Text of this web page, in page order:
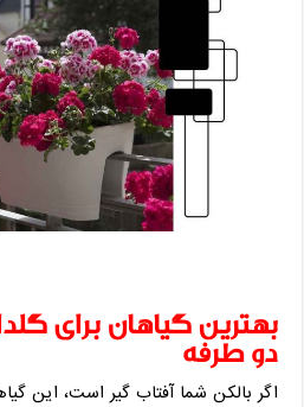
بهترین گیاهان برای
دو طرفه
اگر بالکن شما آفتاب ‌گیر است، این